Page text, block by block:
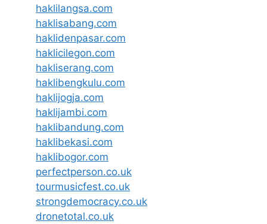
haklilangsa.com
haklisabang.com
haklidenpasar.com
haklicilegon.com
hakliserang.com
haklibengkulu.com
haklijogja.com
haklijambi.com
haklibandung.com
haklibekasi.com
haklibogor.com
perfectperson.co.uk
tourmusicfest.co.uk
strongdemocracy.co.uk
dronetotal.co.uk